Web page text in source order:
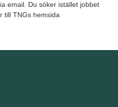
email. Du söker istället jobbet
till TNGs hemsida